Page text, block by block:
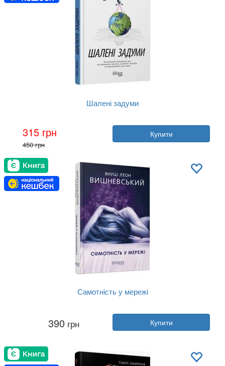
Шалені задуми
Сафі Бакал
Видавництво:Фабула
Мова:
315 грн
450 грн
Купити
Самотність у мережі
Януш Леон Вишневський
Видавництво:Фабула
Мова:
390 грн Купити